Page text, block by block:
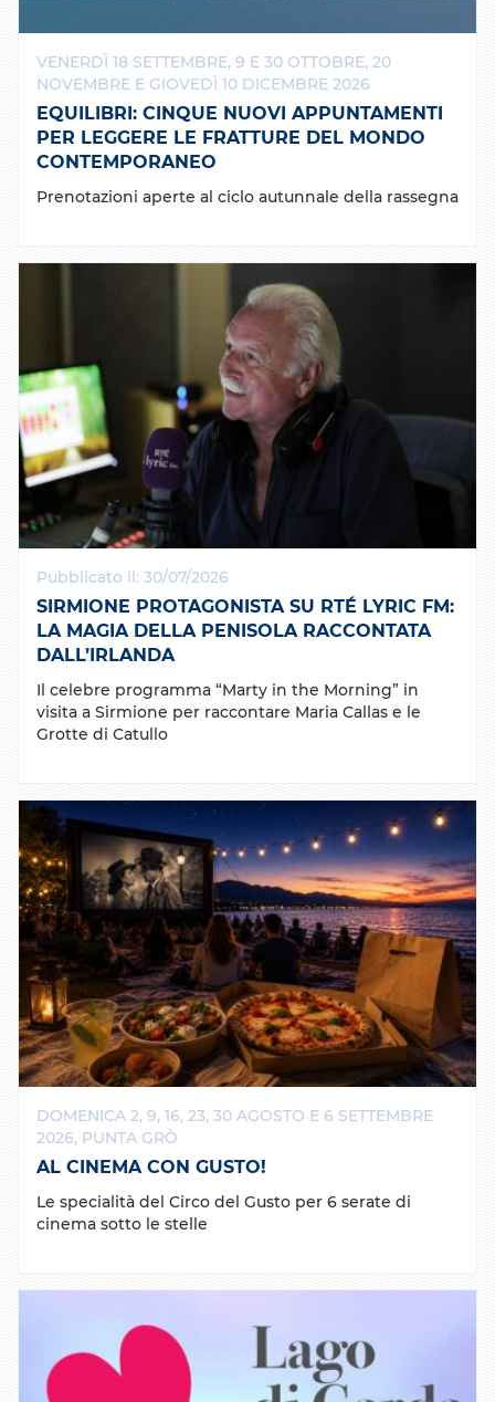
VENERDÌ 18 SETTEMBRE, 9 E 30 OTTOBRE, 20
NOVEMBRE E GIOVEDÌ 10 DICEMBRE 2026
EQUILIBRI: CINQUE NUOVI APPUNTAMENTI
PER LEGGERE LE FRATTURE DEL MONDO
CONTEMPORANEO
Prenotazioni aperte al ciclo autunnale della rassegna
Pubblicato il: 30/07/2026
SIRMIONE PROTAGONISTA SU RTÉ LYRIC FM:
LA MAGIA DELLA PENISOLA RACCONTATA
DALL’IRLANDA
Il celebre programma “Marty in the Morning” in
visita a Sirmione per raccontare Maria Callas e le
Grotte di Catullo
DOMENICA 2, 9, 16, 23, 30 AGOSTO E 6 SETTEMBRE
2026, PUNTA GRÒ
AL CINEMA CON GUSTO!
Le specialità del Circo del Gusto per 6 serate di
cinema sotto le stelle